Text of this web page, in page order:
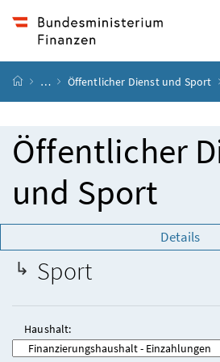
Startseite
… Öffentlicher Dienst und Sport
Öffentlicher
und Sport
Details
Sport
Haushalt: